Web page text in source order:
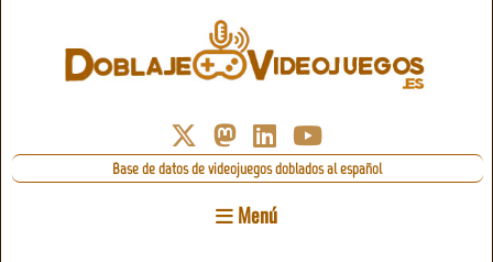
Base de datos de videojuegos doblados al español
Menú